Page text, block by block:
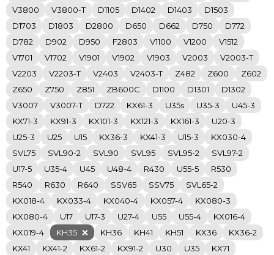
V3800
V3800-T D1105 D1402 D1403
D1503
D1703
D1803 D2800 D650 D662 D750
D772
D782
D902 D950 F2803 V1100 V1200
V1512
V1701
V1702 V1901 V1902 V1903 V2003
V2003-T
V2203
V2203-T V2403 V2403-T Z482 Z600
Z602
Z650
Z750 Z851 ZB600C D1100 D1301
D1302
V3007
V3007-T D722 KX61-3 U35s U35-3
U45-3
KX71-3
KX91-3 KX101-3 KX121-3 KX161-3
U20-3
U25-3
U25 U15 KX36-3 KX41-3 U15-3
KX030-4
SVL75
SVL90-2 SVL90 SVL95 SVL95-2
SVL97-2
U17-5
U35-4 U45 U48-4 R430 U55-5
R530
R540
R630 R640 SSV65 SSV75
SVL65-2
KX018-4
KX033-4 KX040-4 KX057-4
KX080-3
KX080-4
U17 U17-3 U27-4 U55 U55-4
KX016-4
KX019-4
KH35 KH36 KH41 KH51 KX36
KX36-2
KX41
KX41-2 KX61-2 KX91-2 U30 U35
KX71